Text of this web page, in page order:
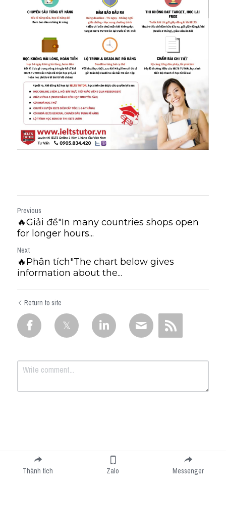
Previous
🔥Giải đề"In many countries shops open
for longer hours...
Next
🔥Phân tích"The chart below gives
information about the...
Return to site
Submit
Thành tích Zalo Messenger